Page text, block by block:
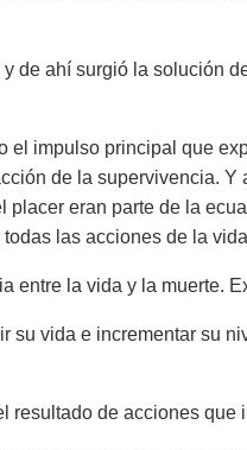
de ahí surgió la solución
el impulso principal que
de la supervivencia.
placer eran parte de la
las acciones de la
entre la vida y la muerte.
su vida e incrementar su
resultado de acciones que